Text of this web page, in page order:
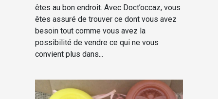
êtes au bon endroit. Avec Doct’occaz, vous
êtes assuré de trouver ce dont vous avez
besoin tout comme vous avez la
possibilité de vendre ce qui ne vous
convient plus dans...